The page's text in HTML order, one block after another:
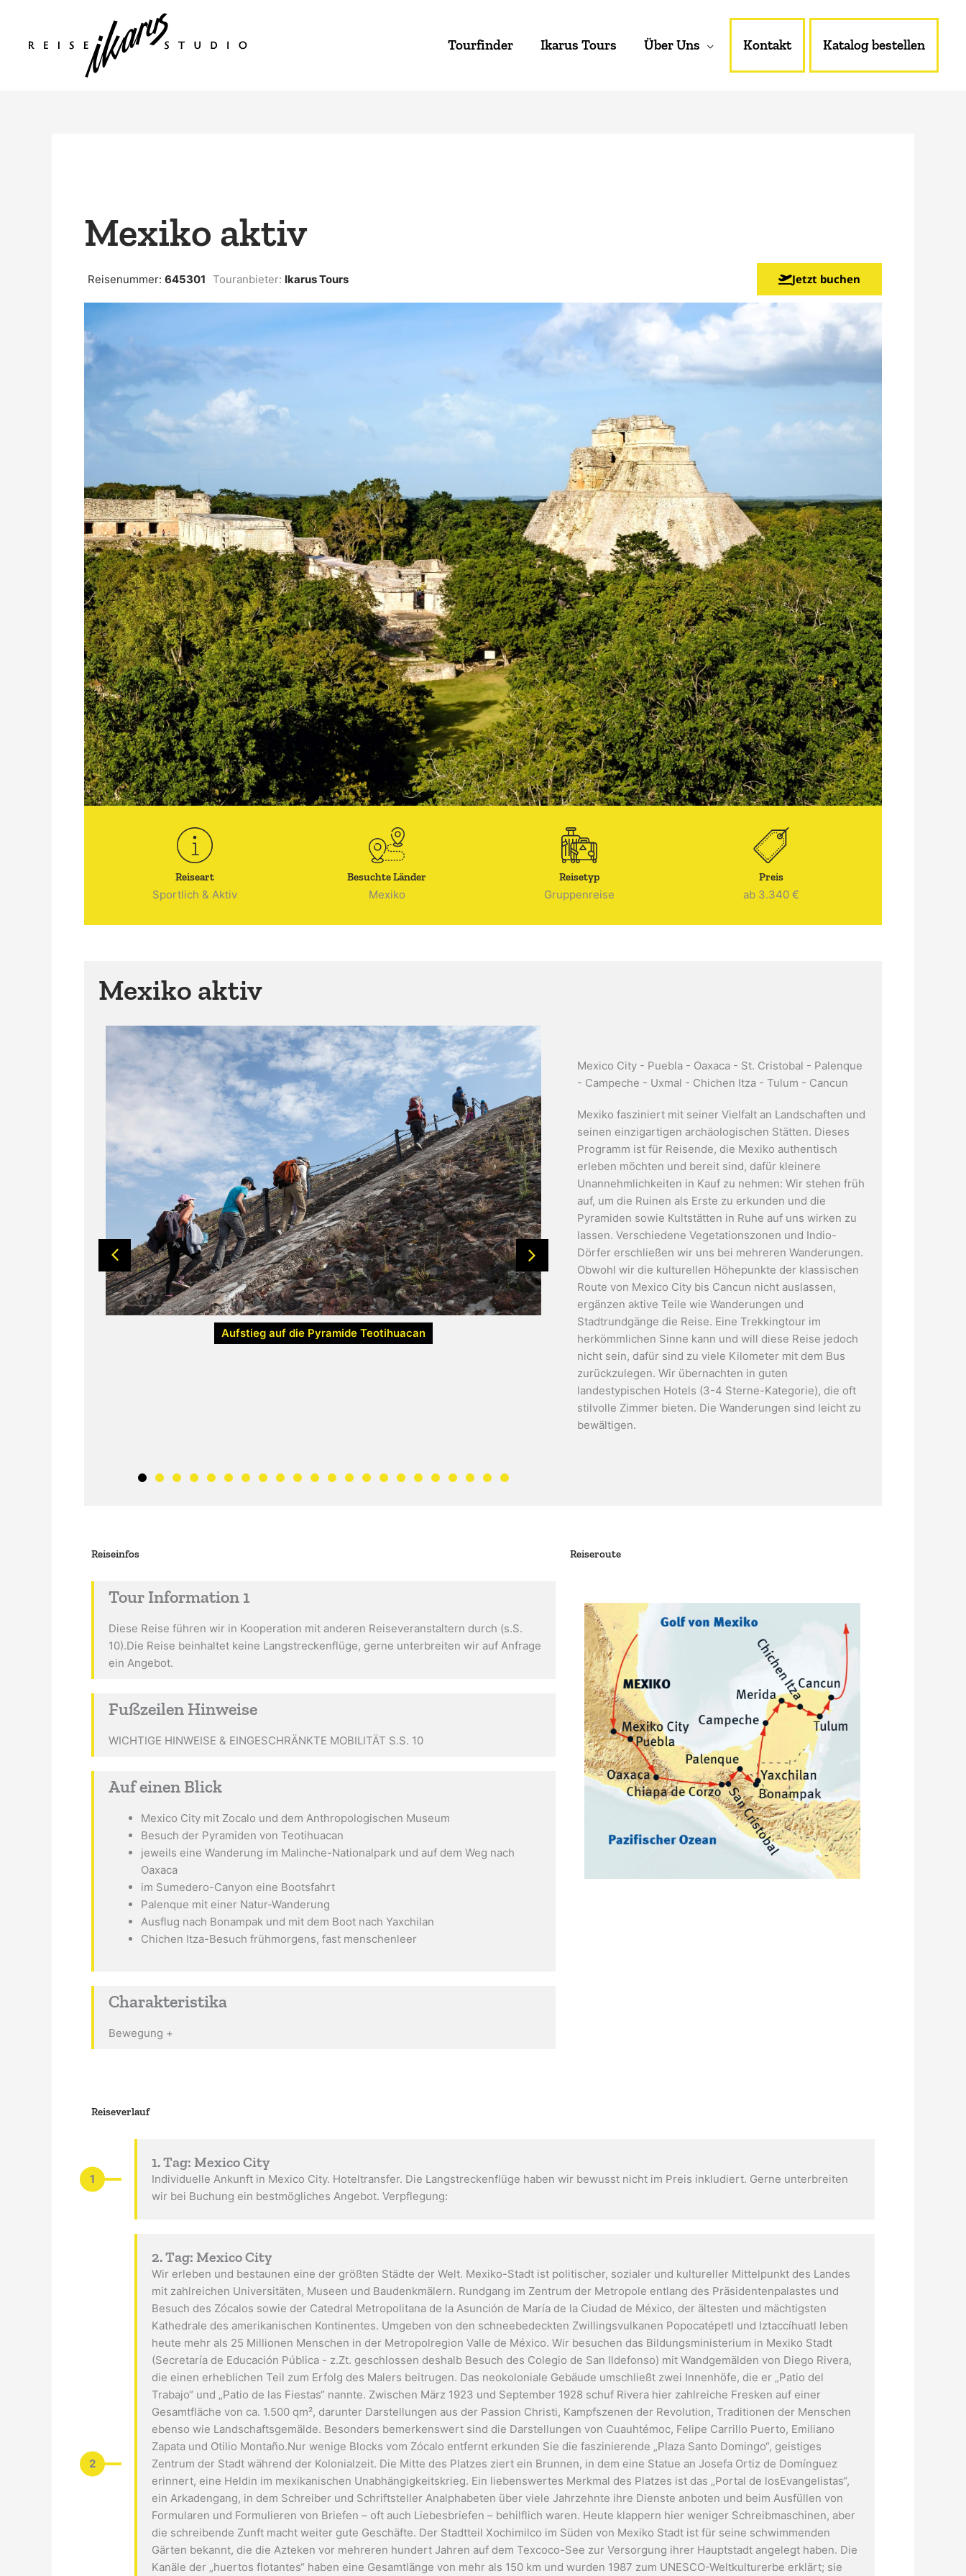
springen
Tourfinder Ikarus Tours Über Uns Kontakt Katalog bestellen
Mexiko aktiv
Reisenummer: 645301 Touranbieter: Ikarus Tours Jetzt buchen
Reiseart
Sportlich & Aktiv
Besuchte Länder
Mexiko
Reisetyp
Gruppenreise
Preis
ab 3.340 €
Mexiko aktiv
Aufstieg auf die Pyramide Teotihuacan Ruinen von Edzná in Campeche
Mexico City - Puebla - Oaxaca - St. Cristobal - Palenque
- Campeche - Uxmal - Chichen Itza - Tulum - Cancun
Mexiko fasziniert mit seiner Vielfalt an Landschaften und
seinen einzigartigen archäologischen Stätten. Dieses
Programm ist für Reisende, die Mexiko authentisch
erleben möchten und bereit sind, dafür kleinere
Unannehmlichkeiten in Kauf zu nehmen: Wir stehen früh
auf, um die Ruinen als Erste zu erkunden und die
Pyramiden sowie Kultstätten in Ruhe auf uns wirken zu
lassen. Verschiedene Vegetationszonen und Indio-
Dörfer erschließen wir uns bei mehreren Wanderungen.
Obwohl wir die kulturellen Höhepunkte der klassischen
Route von Mexico City bis Cancun nicht auslassen,
ergänzen aktive Teile wie Wanderungen und
Stadtrundgänge die Reise. Eine Trekkingtour im
herkömmlichen Sinne kann und will diese Reise jedoch
nicht sein, dafür sind zu viele Kilometer mit dem Bus
zurückzulegen. Wir übernachten in guten
landestypischen Hotels (3-4 Sterne-Kategorie), die oft
stilvolle Zimmer bieten. Die Wanderungen sind leicht zu
bewältigen.
Reiseinfos
Tour Information 1
Diese Reise führen wir in Kooperation mit anderen Reiseveranstaltern durch (s.S.
10).Die Reise beinhaltet keine Langstreckenflüge, gerne unterbreiten wir auf Anfrage
ein Angebot.
Fußzeilen Hinweise
WICHTIGE HINWEISE & EINGESCHRÄNKTE MOBILITÄT S.S. 10
Auf einen Blick
Mexico City mit Zocalo und dem Anthropologischen Museum
Besuch der Pyramiden von Teotihuacan
jeweils eine Wanderung im Malinche-Nationalpark und auf dem Weg nach
Oaxaca
im Sumedero-Canyon eine Bootsfahrt
Palenque mit einer Natur-Wanderung
Ausflug nach Bonampak und mit dem Boot nach Yaxchilan
Chichen Itza-Besuch frühmorgens, fast menschenleer
Charakteristika
Bewegung +
Reiseroute
Reiseverlauf
1
1. Tag: Mexico City
Individuelle Ankunft in Mexico City. Hoteltransfer. Die Langstreckenflüge haben wir bewusst nicht im Preis inkludiert. Gerne unterbreiten
wir bei Buchung ein bestmögliches Angebot. Verpflegung:
2
2. Tag: Mexico City
Wir erleben und bestaunen eine der größten Städte der Welt. Mexiko-Stadt ist politischer, sozialer und kultureller Mittelpunkt des Landes
mit zahlreichen Universitäten, Museen und Baudenkmälern. Rundgang im Zentrum der Metropole entlang des Präsidentenpalastes und
Besuch des Zócalos sowie der Catedral Metropolitana de la Asunción de María de la Ciudad de México, der ältesten und mächtigsten
Kathedrale des amerikanischen Kontinentes. Umgeben von den schneebedeckten Zwillingsvulkanen Popocatépetl und Iztaccíhuatl leben
heute mehr als 25 Millionen Menschen in der Metropolregion Valle de México. Wir besuchen das Bildungsministerium in Mexiko Stadt
(Secretaría de Educación Pública - z.Zt. geschlossen deshalb Besuch des Colegio de San Ildefonso) mit Wandgemälden von Diego Rivera,
die einen erheblichen Teil zum Erfolg des Malers beitrugen. Das neokoloniale Gebäude umschließt zwei Innenhöfe, die er „Patio del
Trabajo“ und „Patio de las Fiestas“ nannte. Zwischen März 1923 und September 1928 schuf Rivera hier zahlreiche Fresken auf einer
Gesamtfläche von ca. 1.500 qm², darunter Darstellungen aus der Passion Christi, Kampfszenen der Revolution, Traditionen der Menschen
ebenso wie Landschaftsgemälde. Besonders bemerkenswert sind die Darstellungen von Cuauhtémoc, Felipe Carrillo Puerto, Emiliano
Zapata und Otilio Montaño.Nur wenige Blocks vom Zócalo entfernt erkunden Sie die faszinierende „Plaza Santo Domingo“, geistiges
Zentrum der Stadt während der Kolonialzeit. Die Mitte des Platzes ziert ein Brunnen, in dem eine Statue an Josefa Ortiz de Domínguez
erinnert, eine Heldin im mexikanischen Unabhängigkeitskrieg. Ein liebenswertes Merkmal des Platzes ist das „Portal de losEvangelistas“,
ein Arkadengang, in dem Schreiber und Schriftsteller Analphabeten über viele Jahrzehnte ihre Dienste anboten und beim Ausfüllen von
Formularen und Formulieren von Briefen – oft auch Liebesbriefen – behilflich waren. Heute klappern hier weniger Schreibmaschinen, aber
die schreibende Zunft macht weiter gute Geschäfte. Der Stadtteil Xochimilco im Süden von Mexiko Stadt ist für seine schwimmenden
Gärten bekannt, die die Azteken vor mehreren hundert Jahren auf dem Texcoco-See zur Versorgung ihrer Hauptstadt angelegt haben. Die
Kanäle der „huertos flotantes“ haben eine Gesamtlänge von mehr als 150 km und wurden 1987 zum UNESCO-Weltkulturerbe erklärt; sie